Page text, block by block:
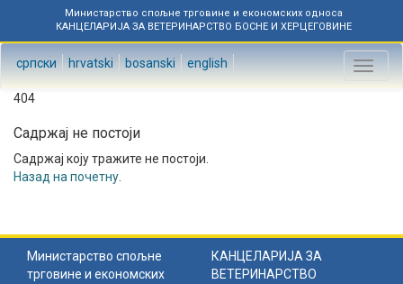
Министарство спољне трговине и економских односа
КАНЦЕЛАРИЈА ЗА ВЕТЕРИНАРСТВО БОСНЕ И ХЕРЦЕГОВИНЕ
српски hrvatski bosanski english
Toggle
404
Садржај не постоји
Садржај коју тражите не постоји.
Назад на почетну
Министарство спољне
трговине и економских
КАНЦЕЛАРИЈА ЗА
ВЕТЕРИНАРСТВО